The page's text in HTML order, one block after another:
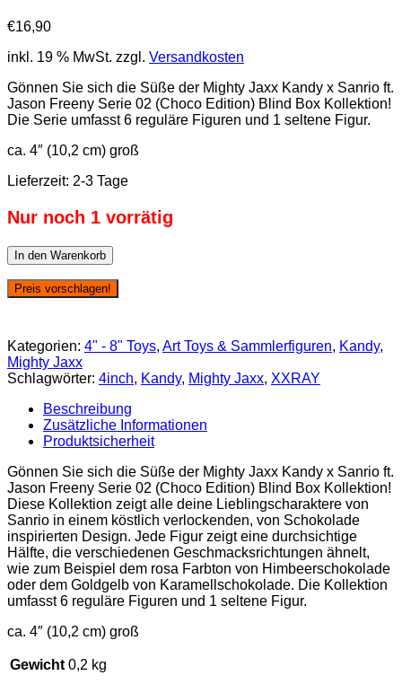
€16,90
inkl. 19 % MwSt. zzgl. Versandkosten
Gönnen Sie sich die Süße der Mighty Jaxx Kandy x Sanrio ft.
Jason Freeny Serie 02 (Choco Edition) Blind Box Kollektion!
Die Serie umfasst 6 reguläre Figuren und 1 seltene Figur.
ca. 4″ (10,2 cm) groß
Lieferzeit: 2-3 Tage
Nur noch 1 vorrätig
Mighty
Jaxx
Kandy
Sanrio
Freeny
Collection
Series
(Choco
Edition)
Cinnamoroll
Menge
In den Warenkorb
Preis vorschlagen!
Kategorien: 4" - 8" Toys, Art Toys & Sammlerfiguren, Kandy,
Mighty Jaxx
Schlagwörter: 4inch, Kandy, Mighty Jaxx, XXRAY
Beschreibung
Zusätzliche Informationen
Produktsicherheit
Gönnen Sie sich die Süße der Mighty Jaxx Kandy x Sanrio ft.
Jason Freeny Serie 02 (Choco Edition) Blind Box Kollektion!
Diese Kollektion zeigt alle deine Lieblingscharaktere von
Sanrio in einem köstlich verlockenden, von Schokolade
inspirierten Design. Jede Figur zeigt eine durchsichtige
Hälfte, die verschiedenen Geschmacksrichtungen ähnelt,
wie zum Beispiel dem rosa Farbton von Himbeerschokolade
oder dem Goldgelb von Karamellschokolade. Die Kollektion
umfasst 6 reguläre Figuren und 1 seltene Figur.
ca. 4″ (10,2 cm) groß
Gewicht 0,2 kg